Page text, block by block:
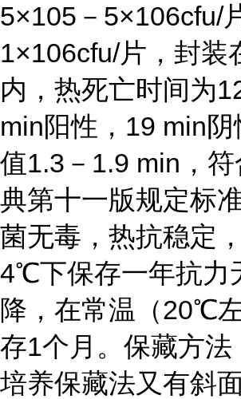
5×105－5×106cfu/
1×106cfu/片，封装
内，热死亡时间为
min阳性，19 min
值1.3－1.9 min，
典第十一版规定标准
菌无毒，热抗稳定
4℃下保存一年抗力
降，在常温（20℃
存1个月。 保藏方法
培养保藏法又有斜